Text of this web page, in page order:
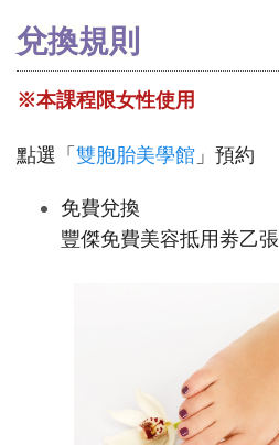
兌換規則
※本課程限女性使用
點選「 雙胞胎美學館 」預約
免費兌換
豐傑免費美容抵用劵乙張